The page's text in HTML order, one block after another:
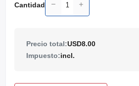
Cantidad
Precio total:USD8.00
Impuesto:incl.